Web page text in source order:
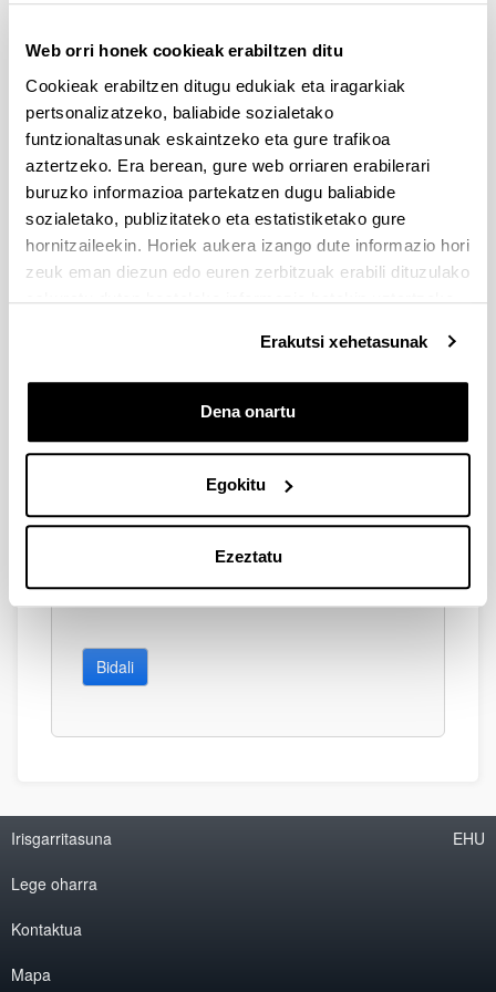
Web orri honek cookieak erabiltzen ditu
Cookieak erabiltzen ditugu edukiak eta iragarkiak
pertsonalizatzeko, baliabide sozialetako
funtzionaltasunak eskaintzeko eta gure trafikoa
aztertzeko. Era berean, gure web orriaren erabilerari
buruzko informazioa partekatzen dugu baliabide
sozialetako, publizitateko eta estatistiketako gure
hornitzaileekin. Horiek aukera izango dute informazio hori
zeuk eman diezun edo euren zerbitzuak erabili dituzulako
eskuratu duten bestelako informazio batekin uztartzeko.
Erakutsi xehetasunak
Dena onartu
Egokitu
Ezeztatu
postontzia
Gure zerbitzua hobetze aldera, Enplegu Guneok
ekarpenak egitera gonbidatzen zaitugu. Eskerrik
asko zure laguntzagatik.
Derrigorrezko eremuak
Bidali
Irisgarritasuna
Lege oharra
Kontaktua
Mapa
EHU